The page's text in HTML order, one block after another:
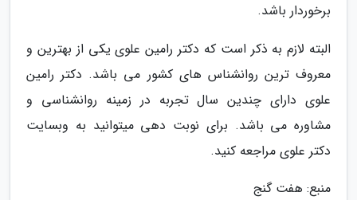
برخوردار باشد.
البته لازم به ذکر است که دکتر رامین علوی یکی از بهترین و
معروف ترین روانشناس های کشور می باشد. دکتر رامین
علوی دارای چندین سال تجربه در زمینه روانشناسی و
مشاوره می باشد. برای نوبت دهی میتوانید به وبسایت
دکتر علوی مراجعه کنید.
منبع: هفت گنج